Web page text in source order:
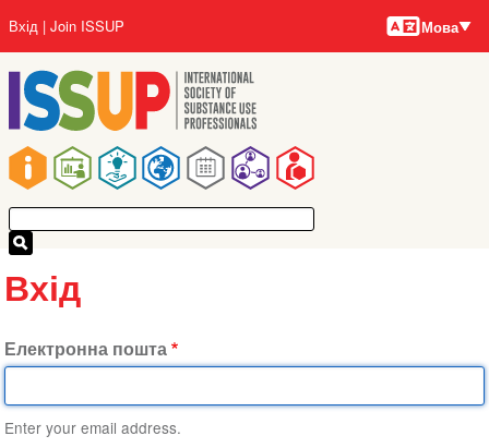
до
основного
вмісту
Main
navigation
User
account
menu
Вхід Join ISSUP Мови
Мова
Вхід
Електронна пошта
Enter your email address.